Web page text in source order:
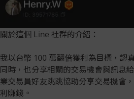
關於這個 Line 社群的介紹：
我以台幣 100 萬翻倍獲利為目標，認
同時，也分享相關的交易機會與訊息
業交易員好友跳跳協助分享交易機會
利賺錢。